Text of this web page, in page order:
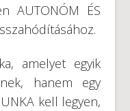
AUTONÓM ÉS
amelyet egyik
hanem egy
kell legyen,